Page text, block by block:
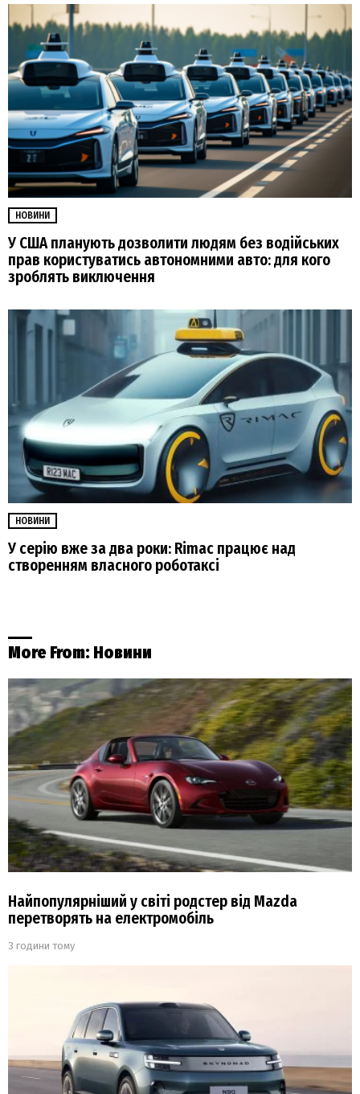
НОВИНИ
У США планують дозволити людям без водійських
прав користуватись автономними авто: для кого
зроблять виключення
НОВИНИ
У серію вже за два роки: Rimac працює над
створенням власного роботаксі
More From: Новини
Найпопулярніший у світі родстер від Mazda
перетворять на електромобіль
3 години тому